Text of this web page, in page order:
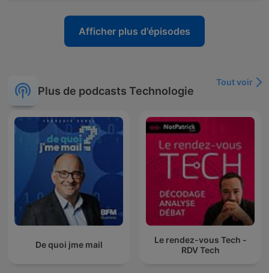
Afficher plus d'épisodes
Plus de podcasts Technologie
Tout voir
De quoi jme mail
Le rendez-vous Tech -
RDV Tech